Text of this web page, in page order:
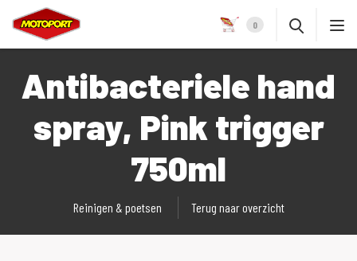
0
Antibacteriele hand
spray, Pink trigger
750ml
Reinigen & poetsen Terug naar overzicht